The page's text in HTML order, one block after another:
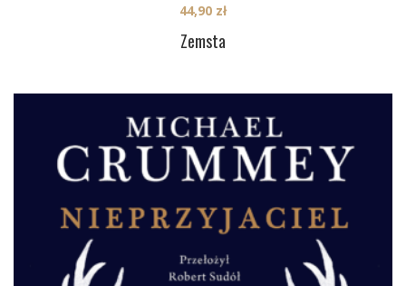
Zemsta
44,90 zł